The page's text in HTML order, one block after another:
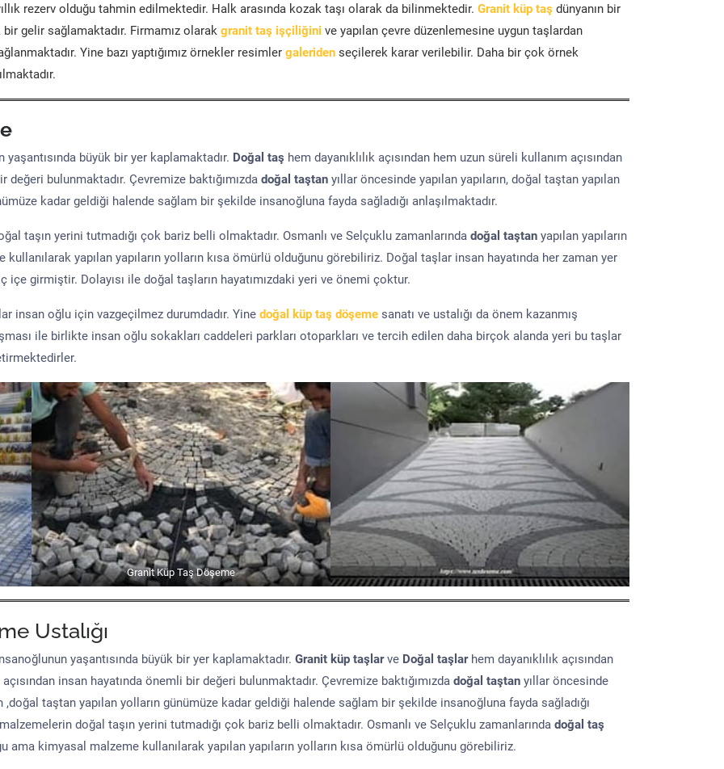
rezerv olduğu tahmin edilmektedir. Halk arasında kozak taşı olarak da bilinmektedir. Granit küp taş dünyanın bir
gelir sağlamaktadır. Firmamız olarak granit taş işçiliğini ve yapılan çevre düzenlemesine uygun taşlardan
Yine bazı yaptığımız örnekler resimler galeriden seçilerek karar verilebilir. Daha bir çok örnek
büyük bir yer kaplamaktadır. Doğal taş hem dayanıklılık açısından hem uzun süreli kullanım açısından
değeri bulunmaktadır. Çevremize baktığımızda doğal taştan yıllar öncesinde yapılan yapıların, doğal taştan yapılan
kadar geldiği halende sağlam bir şekilde insanoğluna fayda sağladığı anlaşılmaktadır.
taşın yerini tutmadığı çok bariz belli olmaktadır. Osmanlı ve Selçuklu zamanlarında doğal taştan yapılan yapıların
yapılan yapıların yolların kısa ömürlü olduğunu görebiliriz. Doğal taşlar insan hayatında her zaman yer
girmiştir. Dolayısı ile doğal taşların hayatımızdaki yeri ve önemi çoktur.
insan oğlu için vazgeçilmez durumdadır. Yine doğal küp taş döşeme sanatı ve ustalığı da önem kazanmış
ile birlikte insan oğlu sokakları caddeleri parkları otoparkları ve tercih edilen daha birçok alanda yeri bu taşlar
Granit Küp Taş Döşeme
Ustalığı
yaşantısında büyük bir yer kaplamaktadır. Granit küp taşlarve Doğal taşlar hem dayanıklılık açısından
insan hayatında önemli bir değeri bulunmaktadır. Çevremize baktığımızda doğal taştan yıllar öncesinde
,doğal taştan yapılan yolların günümüze kadar geldiği halende sağlam bir şekilde insanoğluna fayda sağladığı
doğal taşın yerini tutmadığı çok bariz belli olmaktadır. Osmanlı ve Selçuklu zamanlarında doğal taş
ama kimyasal malzeme kullanılarak yapılan yapıların yolların kısa ömürlü olduğunu görebiliriz.